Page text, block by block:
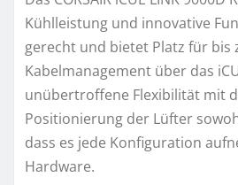
Kühlleistung und innovative
gerecht und bietet Platz für
Kabelmanagement über das
unübertroffene Flexibilität mit
Positionierung der Lüfter
dass es jede Konfiguration
Hardware.